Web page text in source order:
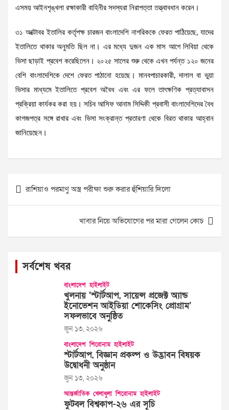
এসময় আইনশৃঙ্খলা রক্ষাকারী বাহিনীর সদস্যরা নিরাপত্তা তত্ত্বাবধান করেন।
৩১ অক্টোবর ইতালির কর্তৃপক্ষ চারজন বাংলাদেশি নাগরিককে ফেরত পাঠিয়েছে, যাদের
ইতালিতে থাকার অনুমতি ছিল না। এর মধ্যে দুজন এক মাস আগে লিবিয়া থেকে
ভিসা ছাড়াই প্রবেশ করেছিলেন। ২০২৫ সালের শুরু থেকে এখন পর্যন্ত ১২০ জনের
বেশি বাংলাদেশিকে দেশে ফেরত পাঠানো হয়েছে। মানবপাচারকারী, দালাল বা ভুয়া
ভিসার মাধ্যমে ইতালিতে প্রবেশ অবৈধ এবং এর ফলে তাৎক্ষণিক প্রত্যাবাসন
প্রক্রিয়া কার্যকর করা হয়। সচিব আসিফ আনাম সিদ্দিকী প্রবাসী বাংলাদেশিদের বৈধ
কাগজপত্র সঙ্গে রাখার এবং ভিসা সংক্রান্ত প্রতারণা থেকে বিরত থাকার আহ্বান
জানিয়েছেন।
Post
navigation
রাশিয়াও পরমাণু অস্ত্র পরীক্ষা শুরু করার হুঁশিয়ারি দিলো
খাবার নিয়ে অভিযোগের পর মারা গেলেন কোচ
সর্বশেষ খবর
বাংলাদেশ হাইলাইট
খুলনায় ‘স্টার্টআপ, সায়েন্স প্রজেক্ট অ্যান্ড
ইনোভেশন আইডিয়া শোকেসিং প্রোগ্রাম’
সফলভাবে অনুষ্ঠিত
জুন ১৩, ২০২৬
বাংলাদেশ শিরোনাম হাইলাইট
স্টার্টআপ, বিজ্ঞান প্রকল্প ও উদ্ভাবন বিষয়ক
উদ্বোধনী অনুষ্ঠান
জুন ১৩, ২০২৬
আন্তর্জাতিক খেলাধুলা শিরোনাম হাইলাইট
ফুটবল বিশ্বকাপ-২৬ এর সূচি